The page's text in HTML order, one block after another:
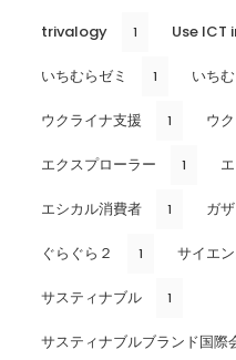
trivalogy 1 Use ICT
いちむらゼミ 1 いち
ウクライナ支援 1 ウ
エクスプローラー 1
エシカル消費者 1 ガザ
ぐらぐら２ 1 サイエ
サスティナブル 1
サスティナブルブランド国際